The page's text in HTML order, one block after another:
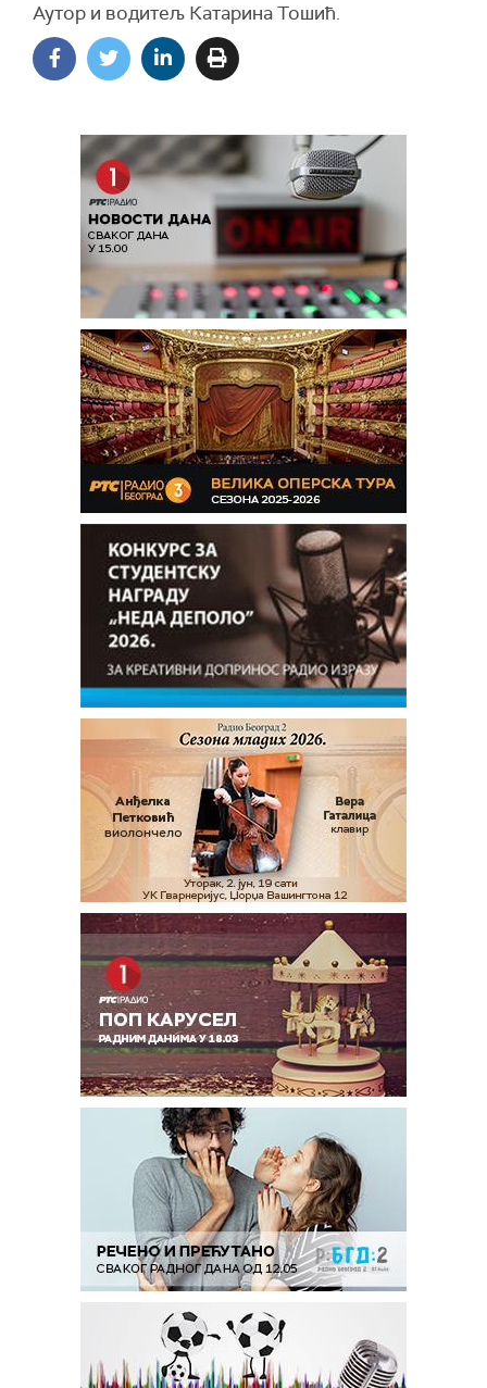
Аутор и водитељ Катарина Тошић.